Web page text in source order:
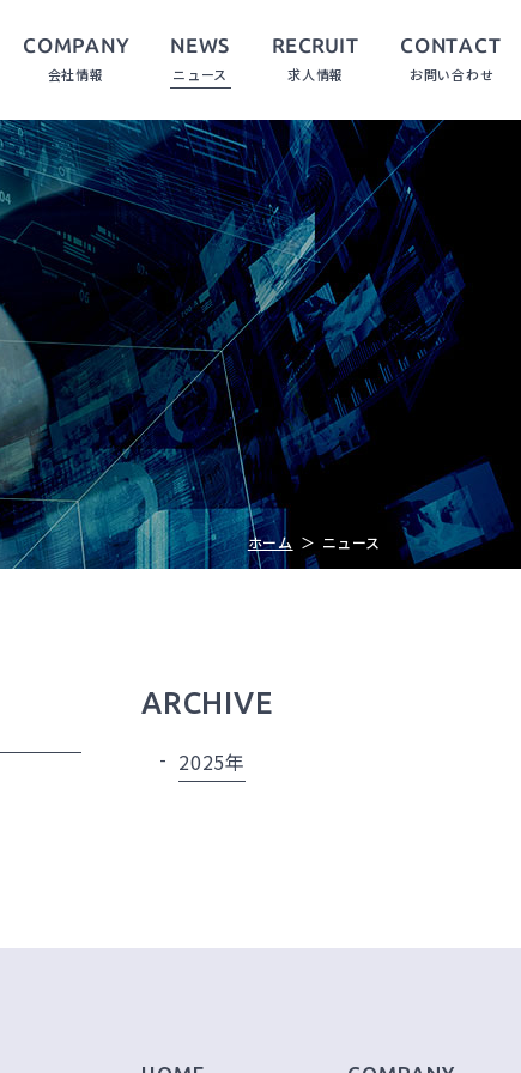
COMPANY
会社情報
NEWS
ニュース
RECRUIT
求人情報
CONTACT
お問い合わせ
ホーム ニュース
ARCHIVE
2025年